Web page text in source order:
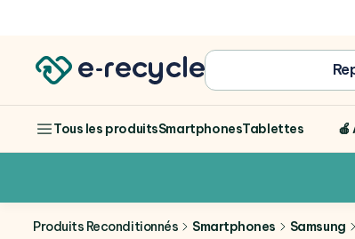
Tous les produitsSmartphonesTablettes 🍎
Produits Reconditionnés Smartphones Samsung